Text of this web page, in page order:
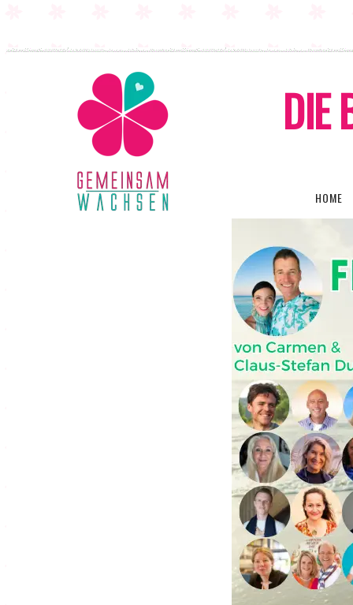
DIE
HOME